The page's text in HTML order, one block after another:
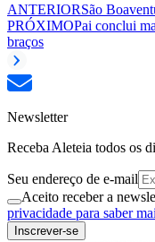
ANTERIORSão
PRÓXIMOPai conclui
braços
Newsletter
Receba Aleteia todos os
Seu endereço de e-mail
Aceito receber a
privacidade para saber
Inscrever-se